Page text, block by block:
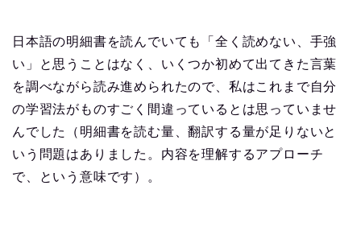
日本語の明細書を読んでいても「全く読めない、手強
い」と思うことはなく、いくつか初めて出てきた言葉
を調べながら読み進められたので、私はこれまで自分
の学習法がものすごく間違っているとは思っていませ
んでした（明細書を読む量、翻訳する量が足りないと
いう問題はありました。内容を理解するアプローチ
で、という意味です）。